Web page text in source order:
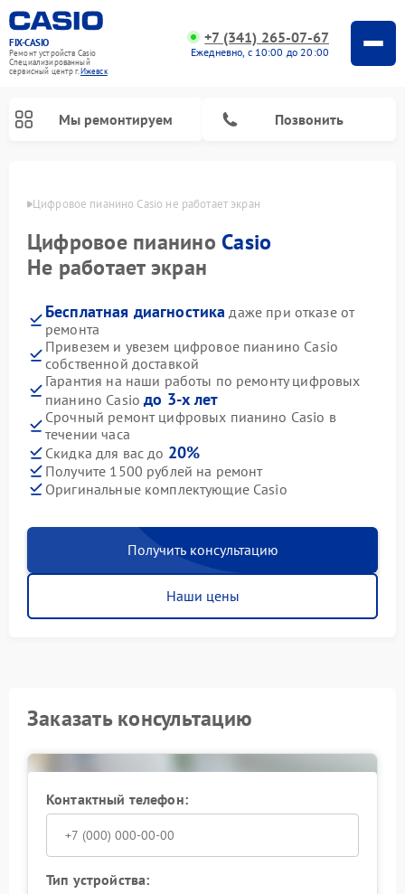
FIX-CASIO
Ремонт устройств Casio
Специализированный
cервисный центр г.Ижевск
+7 (341) 265-07-67
Ежедневно, с 10:00 до 20:00
Мы ремонтируем Позвонить
Цифровое пианино Casio не работает экран
Цифровое пианино Casio
Не работает экран
Бесплатная диагностика даже при отказе от
ремонта
Привезем и увезем цифровое пианино Casio
собственной доставкой
Гарантия на наши работы по ремонту цифровых
пианино Casioдо 3-х лет
Срочный ремонт цифровых пианино Casio в
течении часа
Скидка для вас до 20%
Получите 1500 рублей на ремонт
Оригинальные комплектующие Casio
Получить консультацию
Наши цены
Заказать консультацию
Контактный телефон:
Тип устройства: